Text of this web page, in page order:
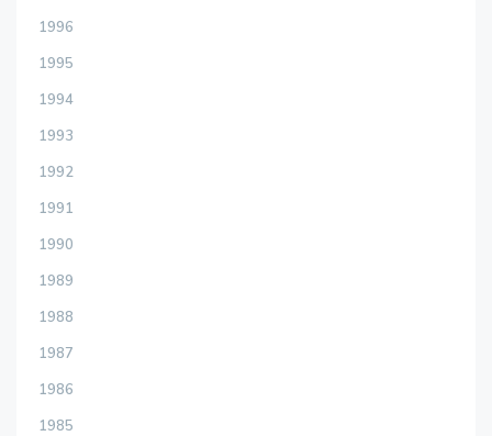
1996
1995
1994
1993
1992
1991
1990
1989
1988
1987
1986
1985